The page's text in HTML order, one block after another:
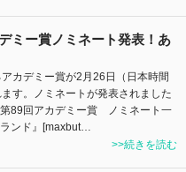
ミー賞ノミネート発表！あ
カデミー賞が2月26日（日本時間
す。ノミネートが発表されました
89回アカデミー賞 ノミネート一
ンド』[maxbut…
>>続きを読む